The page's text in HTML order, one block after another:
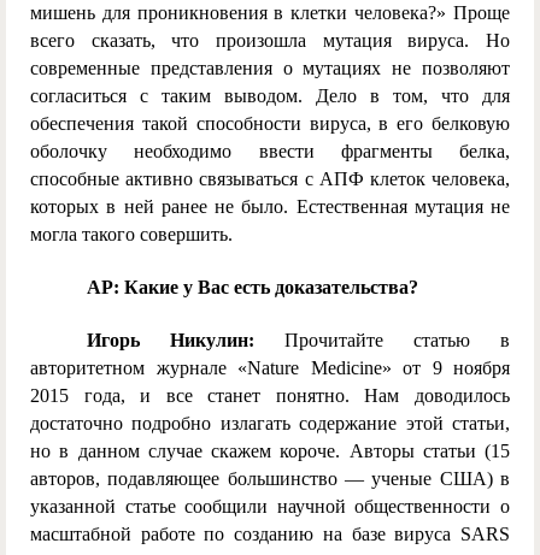
мишень для проникновения в клетки человека?» Проще
всего сказать, что произошла мутация вируса. Но
современные представления о мутациях не позволяют
согласиться с таким выводом. Дело в том, что для
обеспечения такой способности вируса, в его белковую
оболочку необходимо ввести фрагменты белка,
способные активно связываться с АПФ клеток человека,
которых в ней ранее не было. Естественная мутация не
могла такого совершить.
AP: Какие у Вас есть доказательства?
Игорь Никулин: Прочитайте статью в
авторитетном журнале «Nature Medicine» от 9 ноября
2015 года, и все станет понятно. Нам доводилось
достаточно подробно излагать содержание этой статьи,
но в данном случае скажем короче. Авторы статьи (15
авторов, подавляющее большинство — ученые США) в
указанной статье сообщили научной общественности о
масштабной работе по созданию на базе вируса SARS